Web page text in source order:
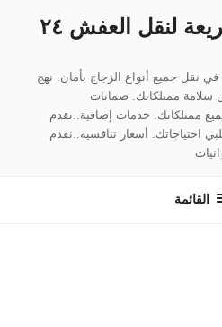
شركة الانجاز السريعة لنقل العفش ٢٤
نقل جميع أنواع الزجاج بأمان. نهج
سلامة ممتلكاتك. ضمانات
ممتلكاتك. خدمات إضافية..نقدم
احتياجاتك. أسعار تنافسية..نقدم
القائمة